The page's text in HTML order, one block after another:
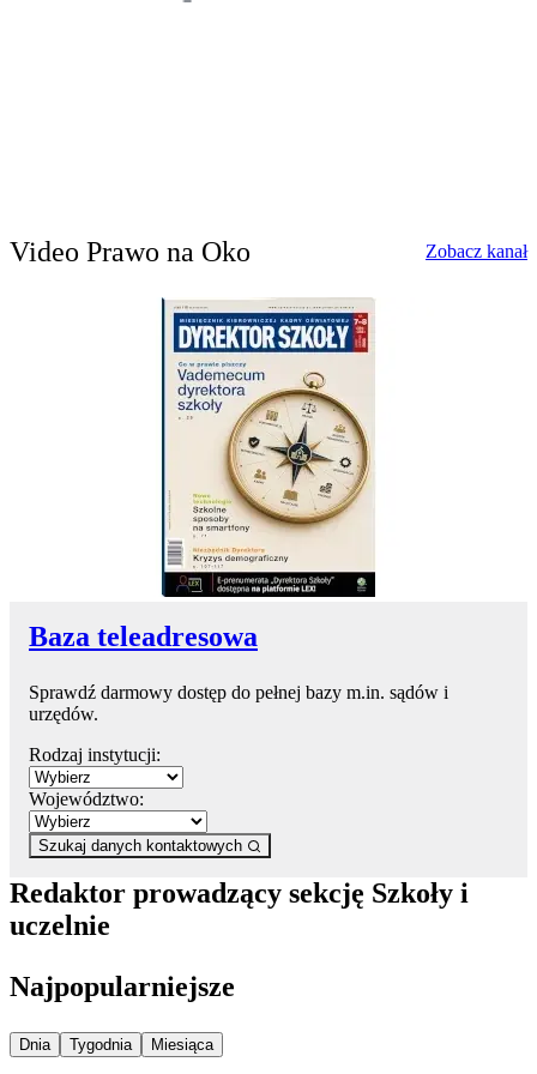
Video Prawo na Oko Zobacz kanał
Baza teleadresowa
Sprawdź darmowy dostęp do pełnej bazy m.in. sądów i
urzędów.
Rodzaj instytucji:
Województwo:
Szukaj danych kontaktowych
Redaktor prowadzący sekcję Szkoły i
uczelnie
Najpopularniejsze
Najpopularniejsze wiadomości z
Dnia Najpopularniejsze wiadomości z
Tygodnia Najpopularniejsze wiadomości z
Miesiąca